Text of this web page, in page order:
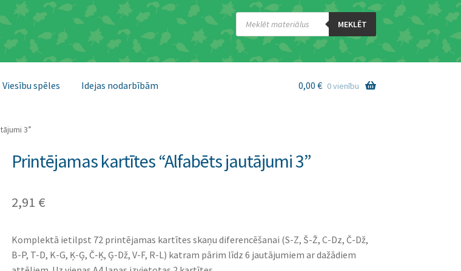
Products
search MEKLĒT
Viesību spēles Idejas nodarbībām 0,00 € 0 vienību
3”
Printējamas kartītes “Alfabēts jautājumi 3”
2,91 €
Komplektā ietilpst 72 printējamas kartītes skaņu diferencēšanai (S-Z, Š-Ž, C-Dz, Č-Dž,
B-P, T-D, K-G, Ķ-Ģ, Č-Ķ, Ģ-Dž, V-F, R-L) katram pārim līdz 6 jautājumiem ar dažādiem